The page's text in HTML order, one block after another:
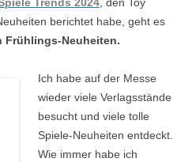
Trends 2024, den Toy
berichtet habe, geht es
Frühlings-Neuheiten.
Ich habe auf der Messe
wieder viele Verlagsstände
besucht und viele tolle
Spiele-Neuheiten entdeckt.
Wie immer habe ich